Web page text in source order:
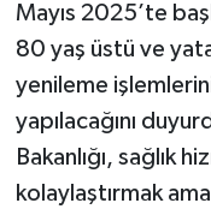
Mayıs 2025’te
80 yaş üstü ve
yenileme
yapılacağını
Bakanlığı, sağlık
kolaylaştırmak